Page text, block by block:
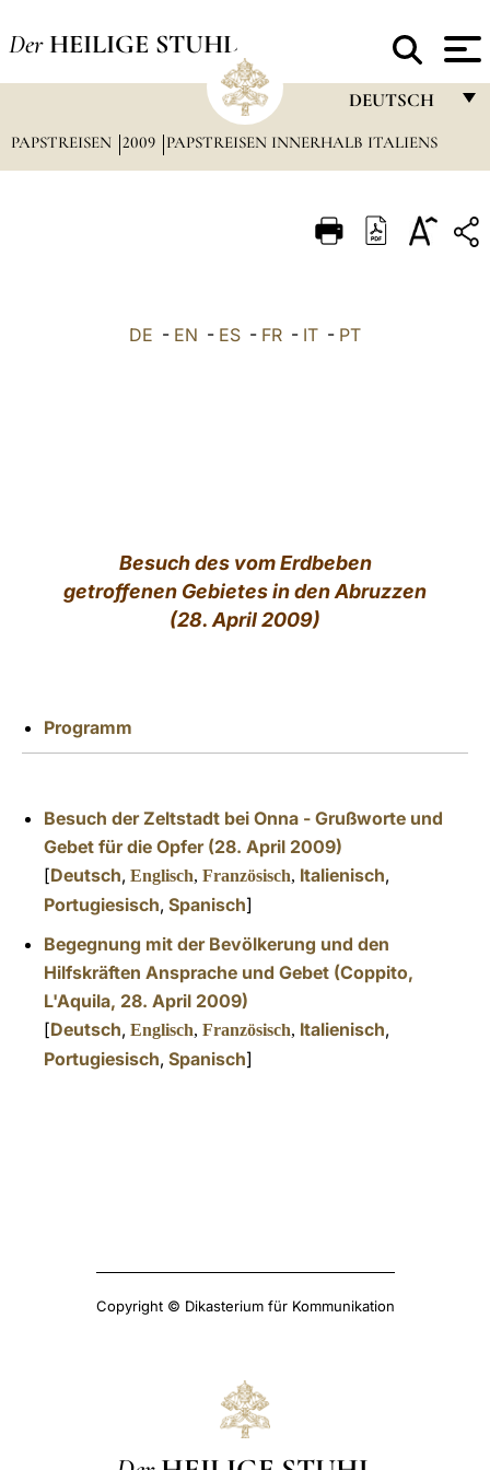
Der HEILIGE STUHL
DEUTSCH
FRANÇAIS
ITALIANO
PAPSTREISEN 2009 PAPSTREISEN INNERHALB ITALIENS
DE - EN - ES - FR - IT - PT
Besuch des vom Erdbeben
getroffenen Gebietes in den Abruzzen
(28. April 2009)
Programm
Besuch der Zeltstadt bei Onna - Grußworte und
Gebet für die Opfer (28. April 2009)
[Deutsch, Englisch, Französisch, Italienisch,
Portugiesisch, Spanisch]
Begegnung mit der Bevölkerung und den
Hilfskräften Ansprache und Gebet (Coppito,
L'Aquila, 28. April 2009)
[Deutsch, Englisch, Französisch, Italienisch,
Portugiesisch, Spanisch]
Copyright © Dikasterium für Kommunikation